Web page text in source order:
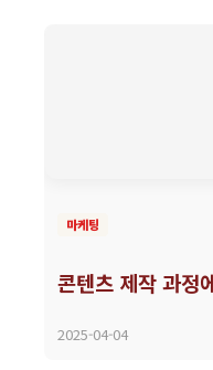
마케팅
콘텐츠 제작 과정
2025-04-04